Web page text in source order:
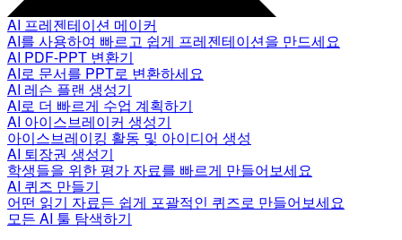
AI 프레젠테이션 메이커
AI를 사용하여 빠르고 쉽게 프레젠테이션을 만드세요
AI PDF-PPT 변환기
AI로 문서를 PPT로 변환하세요
AI 레슨 플랜 생성기
AI로 더 빠르게 수업 계획하기
AI 아이스브레이커 생성기
아이스브레이킹 활동 및 아이디어 생성
AI 퇴장권 생성기
학생들을 위한 평가 자료를 빠르게 만들어보세요
AI 퀴즈 만들기
어떤 읽기 자료든 쉽게 포괄적인 퀴즈로 만들어보세요
모든 AI 툴 탐색하기